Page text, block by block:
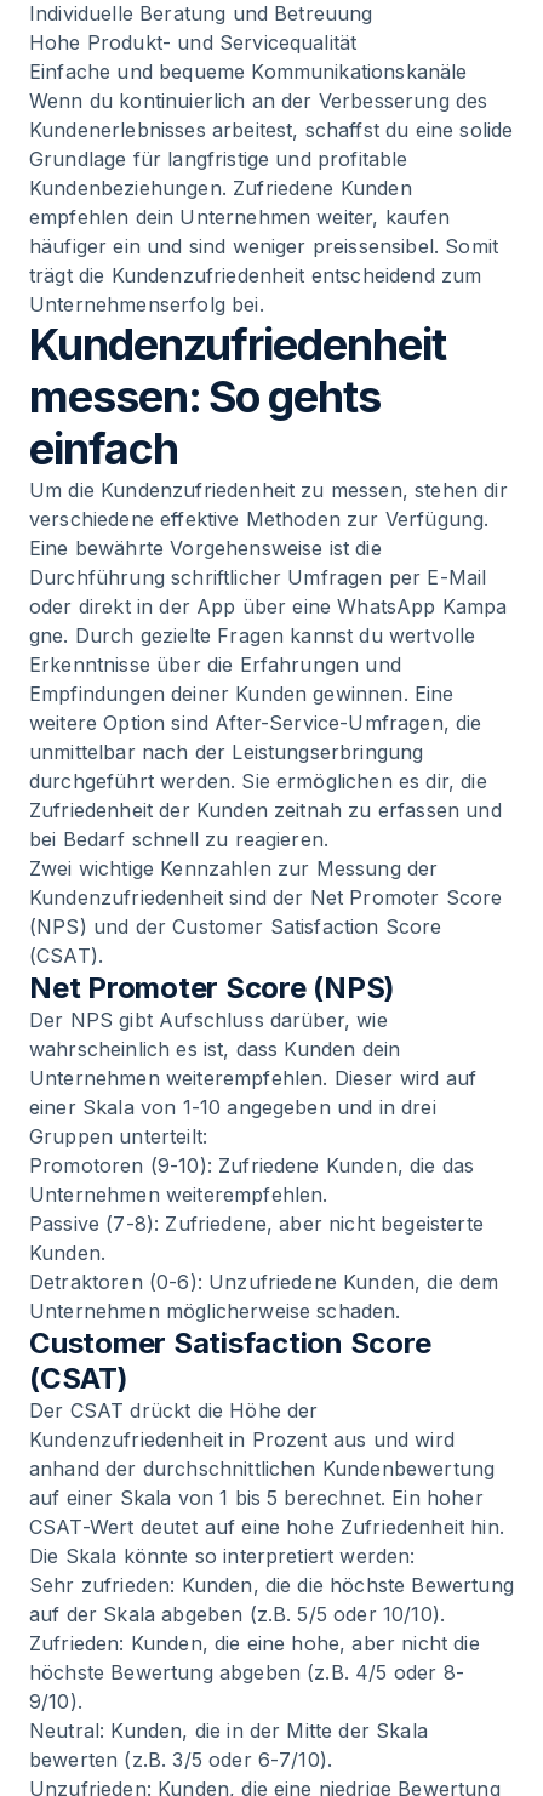
Individuelle Beratung und Betreuung
Hohe Produkt- und Servicequalität
Einfache und bequeme Kommunikationskanäle
Wenn du kontinuierlich an der Verbesserung des
Kundenerlebnisses arbeitest, schaffst du eine solide
Grundlage für langfristige und profitable
Kundenbeziehungen. Zufriedene Kunden
empfehlen dein Unternehmen weiter, kaufen
häufiger ein und sind weniger preissensibel. Somit
trägt die Kundenzufriedenheit entscheidend zum
Unternehmenserfolg bei.
Kundenzufriedenheit
messen: So gehts
einfach
Um die Kundenzufriedenheit zu messen, stehen dir
verschiedene effektive Methoden zur Verfügung.
Eine bewährte Vorgehensweise ist die
Durchführung schriftlicher Umfragen per E-Mail
oder direkt in der App über eineWhatsApp Kampa
gne. Durch gezielte Fragen kannst du wertvolle
Erkenntnisse über die Erfahrungen und
Empfindungen deiner Kunden gewinnen. Eine
weitere Option sind After-Service-Umfragen, die
unmittelbar nach der Leistungserbringung
durchgeführt werden. Sie ermöglichen es dir, die
Zufriedenheit der Kunden zeitnah zu erfassen und
bei Bedarf schnell zu reagieren.
Zwei wichtige Kennzahlen zur Messung der
Kundenzufriedenheit sind der Net Promoter Score
(NPS) und der Customer Satisfaction Score
(CSAT).
Net Promoter Score (NPS)
Der NPS gibt Aufschluss darüber, wie
wahrscheinlich es ist, dass Kunden dein
Unternehmen weiterempfehlen. Dieser wird auf
einer Skala von 1-10 angegeben und in drei
Gruppen unterteilt:
Promotoren (9-10): Zufriedene Kunden, die das
Unternehmen weiterempfehlen.
Passive (7-8): Zufriedene, aber nicht begeisterte
Kunden.
Detraktoren (0-6): Unzufriedene Kunden, die dem
Unternehmen möglicherweise schaden.
Customer Satisfaction Score
(CSAT)
Der CSAT drückt die Höhe der
Kundenzufriedenheit in Prozent aus und wird
anhand der durchschnittlichen Kundenbewertung
auf einer Skala von 1 bis 5 berechnet. Ein hoher
CSAT-Wert deutet auf eine hohe Zufriedenheit hin.
Die Skala könnte so interpretiert werden:
Sehr zufrieden: Kunden, die die höchste Bewertung
auf der Skala abgeben (z.B. 5/5 oder 10/10).
Zufrieden: Kunden, die eine hohe, aber nicht die
höchste Bewertung abgeben (z.B. 4/5 oder 8-
9/10).
Neutral: Kunden, die in der Mitte der Skala
bewerten (z.B. 3/5 oder 6-7/10).
Unzufrieden: Kunden, die eine niedrige Bewertung